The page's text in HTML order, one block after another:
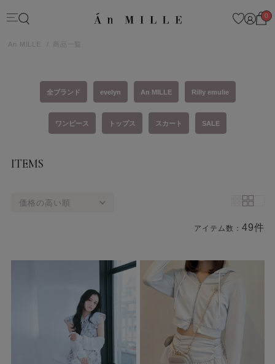
0
An MILLE 商品一覧
全ブランド evelyn An MILLE Rilly emulie
ワンピース トップス スカート SALE
ITEMS
価格の高い順
アイテム数：49件